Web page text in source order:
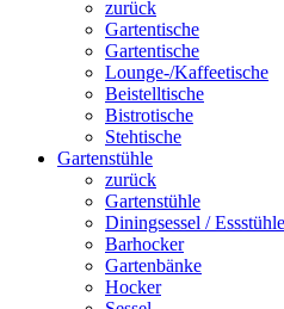
zurück
Gartentische
Gartentische
Lounge-/Kaffeetische
Beistelltische
Bistrotische
Stehtische
Gartenstühle
zurück
Gartenstühle
Diningsessel / Essstühle
Barhocker
Gartenbänke
Hocker